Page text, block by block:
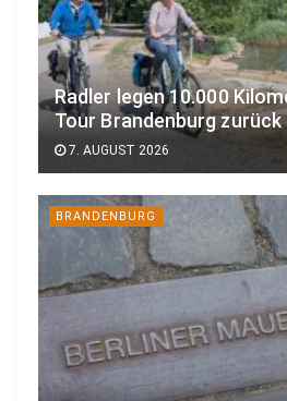
Radler legen 10.000
Tour Brandenburg zurück
7. AUGUST 2026
BRANDENBURG